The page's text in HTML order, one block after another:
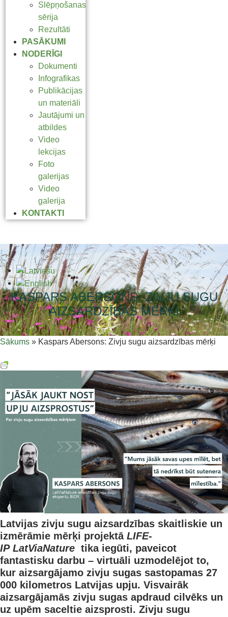
Slēpņošanas
sērija
Rezultāti
PASĀKUMI
NODERĪGI
Dokumenti
Infografikas
Publikācijas
un materiāli
Jautājumi un
atbildes
Video
lekcijas
Foto
galerijas
Video
galerija
KONTAKTI
KASPARS ABERSONS: ZIVJU SUGU
AIZSARDZĪBAS MĒRĶI
Sākums » Kaspars Abersons: Zivju sugu aizsardzības mērķi
Latvijas zivju sugu aizsardzības skaitliskie un
izmērāmie mērķi projektā LIFE-
IP LatViaNature tika iegūti, paveicot
fantastisku darbu – virtuāli uzmodelējot to,
kur aizsargājamo zivju sugas sastopamas 27
000 kilometros Latvijas upju. Visvairāk
aizsargājamās zivju sugas apdraud cilvēks un
uz upēm saceltie aizsprosti. Zivju sugu